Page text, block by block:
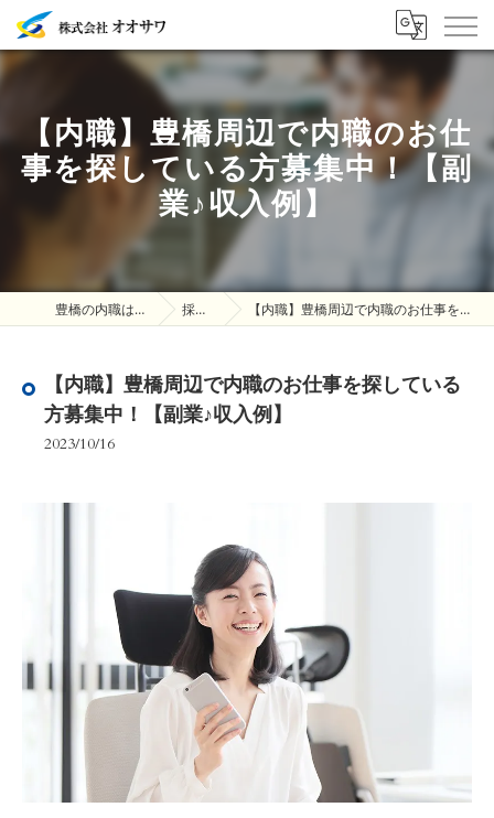
【内職】豊橋周辺で内職のお仕
事を探している方募集中！【副
業♪収入例】
豊橋の内職は株式会社オオサワ 採用ブログ 【内職】豊橋周辺で内職のお仕事を探している方募集中！【副業♪収入例】
【内職】豊橋周辺で内職のお仕事を探している
方募集中！【副業♪収入例】
2023/10/16